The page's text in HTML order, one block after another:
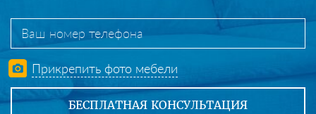
Прикрепить фото мебели